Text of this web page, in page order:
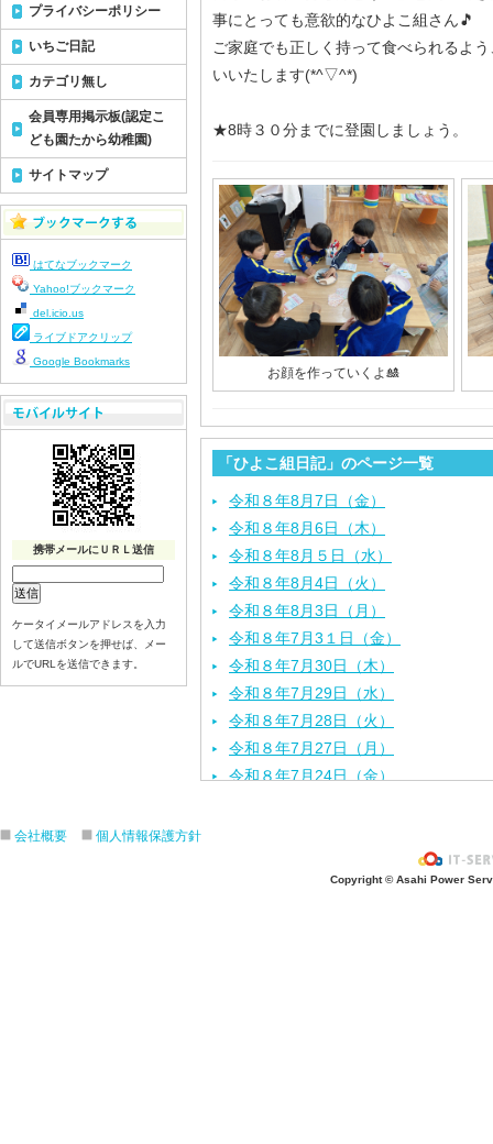
事にとっても意欲的なひよこ組さん🎵
ご家庭でも正しく持って食べられるよ
いいたします(*^▽^*)
★8時３０分までに登園しましょう。
お顔を作っていくよ🎎
「ひよこ組日記」のページ一覧
令和８年8月7日（金）
令和８年8月6日（木）
令和８年8月５日（水）
令和８年8月4日（火）
令和８年8月3日（月）
令和８年7月3１日（金）
令和８年7月30日（木）
令和８年7月29日（水）
令和８年7月28日（火）
令和８年7月27日（月）
令和８年7月24日（金）
令和８年7月17日（金）
プライバシーポリシー
いちご日記
カテゴリ無し
会員専用掲示板(認定こ
ども園たから幼稚園)
サイトマップ
はてなブックマーク
Yahoo!ブックマーク
del.icio.us
ライブドアクリップ
Google Bookmarks
携帯メールにＵＲＬ送信
ケータイメールアドレスを入力
して送信ボタンを押せば、メー
ルでURLを送信できます。
会社概要 個人情報保護方針
Copyright © Asahi Power